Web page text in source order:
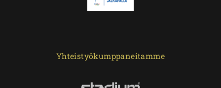
Yhteistyökumppaneitamme